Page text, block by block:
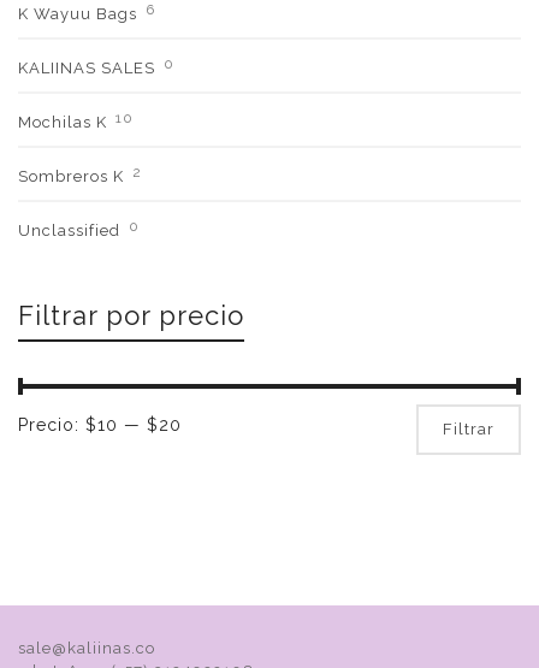
K Wayuu Bags 6
KALIINAS SALES 0
Mochilas K 10
Sombreros K 2
Unclassified 0
Filtrar por precio
Filtrar
Precio: $10 — $20
sale@kaliinas.co